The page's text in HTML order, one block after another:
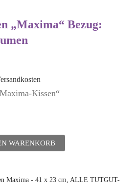
„Maxima“ Bezug:
Kissen“
WARENKORB
Maxima - 41 x 23 cm
ALLE TUTGUT-